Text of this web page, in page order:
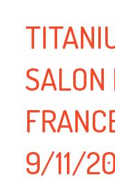
SALON
9/11/